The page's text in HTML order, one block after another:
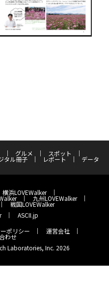
グルメ スポット
タル冊子 レポート データ
横浜LOVEWalker
九州LOVEWalker
戦国LOVEWalker
ASCII.jp
ポリシー 運営会社
わせ
Laboratories, Inc. 2026